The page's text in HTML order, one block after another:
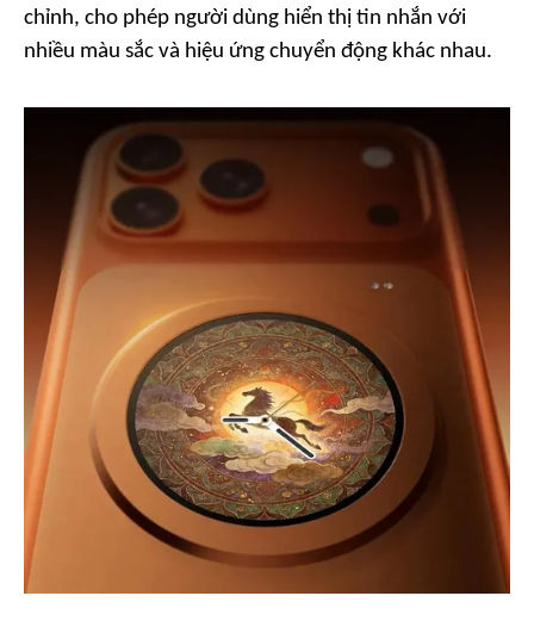
chỉnh, cho phép người dùng hiển thị tin nhắn với
nhiều màu sắc và hiệu ứng chuyển động khác nhau.